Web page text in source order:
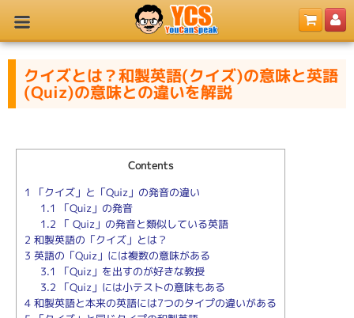
クイズとは？和製英語(クイズ)の意味と英語
(Quiz)の意味との違いを解説
Contents
1
「クイズ」と「Quiz」の発音の違い
1.1
「Quiz」の発音
1.2 「 Quiz」の発音と類似している英語
2 和製英語の「クイズ」とは？
3 英語の「Quiz」には複数の意味がある
3.1
「Quiz」を出すのが好きな教授
3.2 「Quiz」には小テストの意味もある
4 和製英語と本来の英語には7つのタイプの違いがある